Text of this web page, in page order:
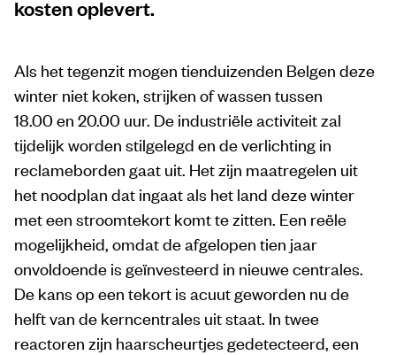
kosten oplevert.
Als het tegenzit mogen tienduizenden Belgen deze
winter niet koken, strijken of wassen tussen
18.00 en 20.00 uur. De industriële activiteit zal
tijdelijk worden stilgelegd en de verlichting in
reclameborden gaat uit. Het zijn maatregelen uit
het noodplan dat ingaat als het land deze winter
met een stroomtekort komt te zitten. Een reële
mogelijkheid, omdat de afgelopen tien jaar
onvoldoende is geïnvesteerd in nieuwe centrales.
De kans op een tekort is acuut geworden nu de
helft van de kerncentrales uit staat. In twee
reactoren zijn haarscheurtjes gedetecteerd, een